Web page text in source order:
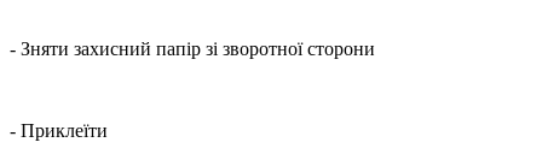
- Зняти захисний папір зі зворотної сторони
- Приклеїти